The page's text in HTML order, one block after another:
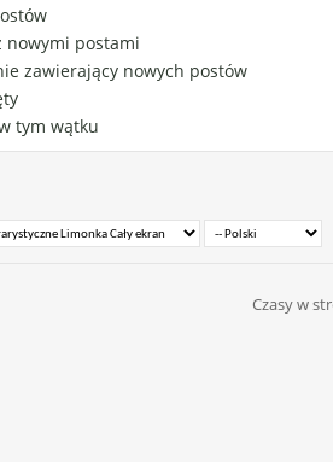
nowymi postami
zawierający nowych postów
tym wątku
Czasy w